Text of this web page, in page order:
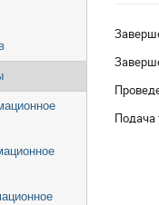
Подача